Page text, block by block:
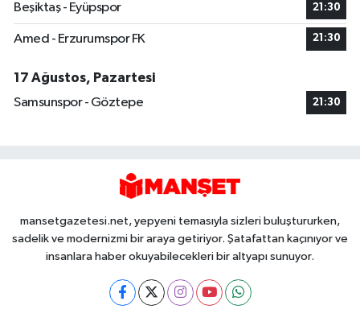
Beşiktaş - Eyüpspor 21:30
Amed - Erzurumspor FK 21:30
17 Ağustos, Pazartesi
Samsunspor - Göztepe
21:30
mansetgazetesi.net, yepyeni temasıyla sizleri buluştururken,
sadelik ve modernizmi bir araya getiriyor. Şatafattan kaçınıyor ve
insanlara haber okuyabilecekleri bir altyapı sunuyor.